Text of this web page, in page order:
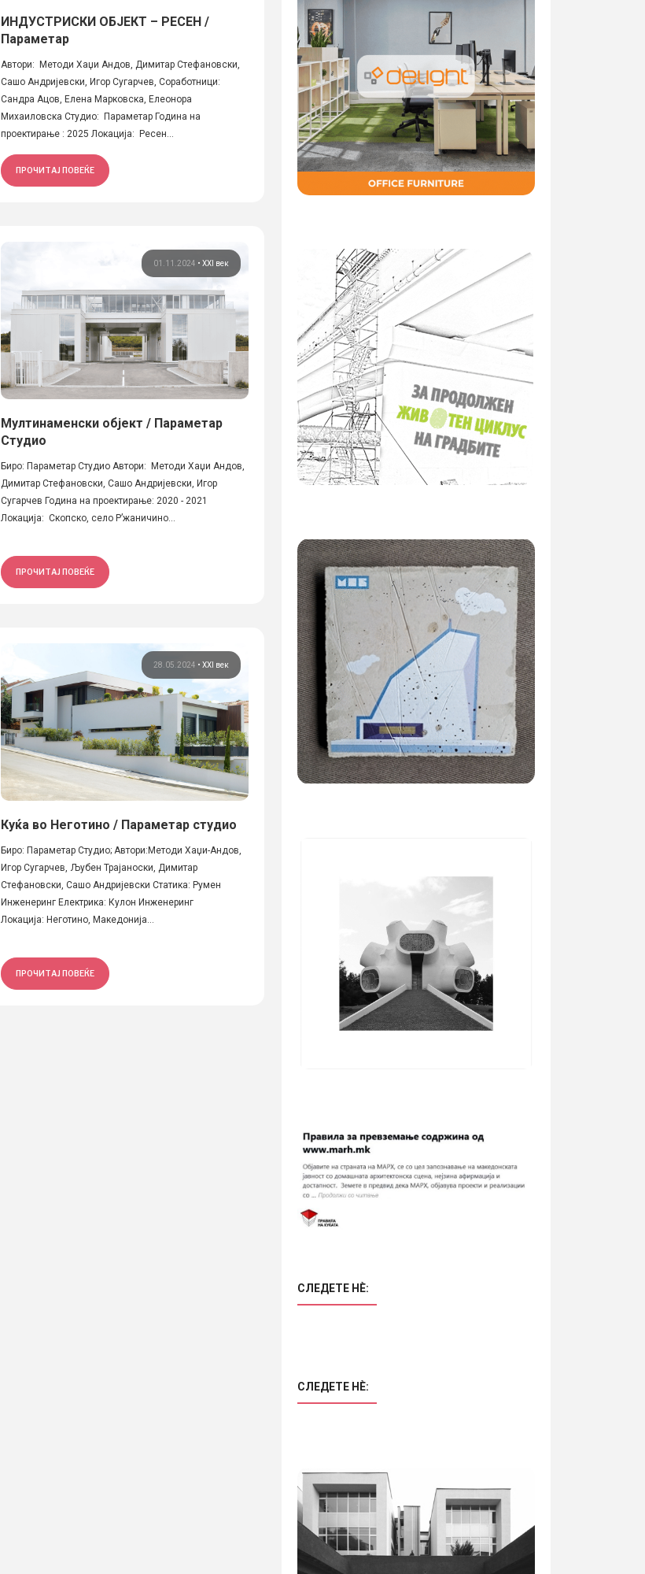
ИНДУСТРИСКИ ОБЈЕКТ – РЕСЕН /
Параметар
Автори: Методи Хаџи Андов, Димитар Стефановски,
Сашо Андријевски, Игор Сугарчев, Соработници:
Сандра Ацов, Елена Марковска, Елеонора
Михаиловска Студио: Параметар Година на
проектирање : 2025 Локација: Ресен...
ПРОЧИТАЈ ПОВЕЌЕ
01.11.2024 • XXI век
Мултинаменски објект / Параметар
Студио
Биро: Параметар Студио Автори: Методи Хаџи Андов,
Димитар Стефановски, Сашо Андријевски, Игор
Сугарчев Година на проектирање: 2020 - 2021
Локација: Скопско, село Р’жаничино...
ПРОЧИТАЈ ПОВЕЌЕ
28.05.2024 • XXI век
Куќа во Неготино / Параметар студио
Биро: Параметар Студио; Автори:Методи Хаџи-Андов,
Игор Сугарчев, Љубен Трајаноски, Димитар
Стефановски, Сашо Андријевски Статика: Румен
Инженеринг Електрика: Кулон Инженеринг
Локација: Неготино, Македонија...
ПРОЧИТАЈ ПОВЕЌЕ
СЛЕДЕТЕ НÈ:
СЛЕДЕТЕ НÈ: